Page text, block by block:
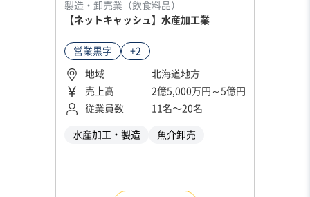
製造・卸売業（飲食料品）
【ネットキャッシュ】水産加工業
営業黒字 +2
地域
北海道地方
売上高
2億5,000万円～5億円
従業員数
11名〜20名
水産加工・製造 魚介卸売